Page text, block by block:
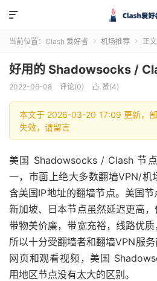

当前位置： Clash 爱好者  机场推荐  正文
好用的 Shadowsocks /
2022-06-08 评论(0)  赞(4)
本文于 2026-03-20 17:09 更新，
失效，请留言
美国 Shadowsocks / Clash 节
一，市面上绝大多数翻墙VPN/机
含美国IP地址的翻墙节点。美国节
新加坡、日本节点虽然延迟更高
带物美价廉，带宽充裕，线路优质
所以十分受翻墙者和翻墙VPN服
网页和观看视频，美国
用地区节点没有太大的区别。